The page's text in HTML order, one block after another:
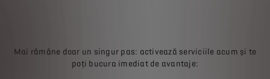
Mai rămâne doar un singur pas: activează serviciile acum și te
poți bucura imediat de avantaje: